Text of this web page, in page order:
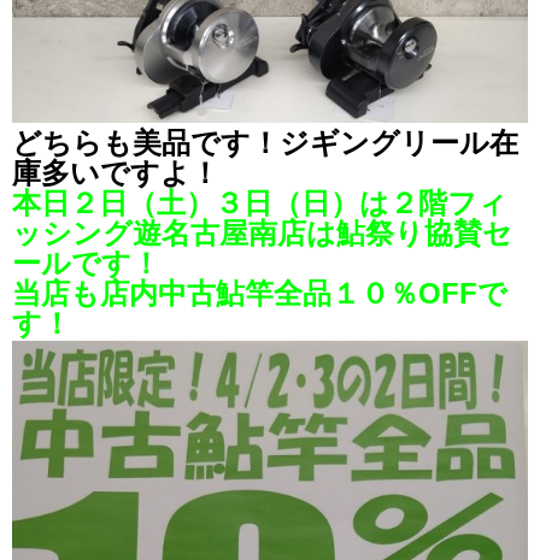
どちらも美品です！ジギングリール在
庫多いですよ！
本日２日（土）３日（日）は２階フィ
ッシング遊名古屋南店は鮎祭り協賛セ
ールです！
当店も店内中古鮎竿全品１０％OFFで
す！